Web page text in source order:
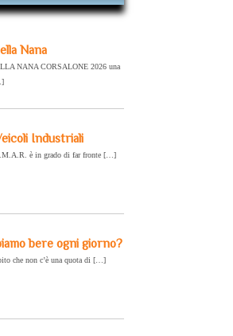
Nana
NANA CORSALONE 2026 una
Industriali
è in grado di far fronte […]
bere ogni giorno?
che non c’è una quota di […]